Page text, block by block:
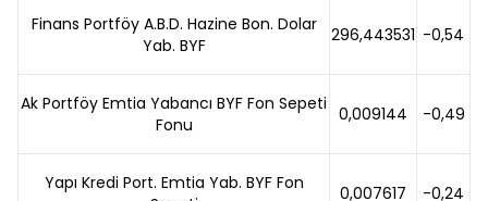
Finans Portföy A.B.D. Hazine Bon. Dolar
Yab. BYF
296,443531 -0,54
Ak Portföy Emtia Yabancı BYF Fon Sepeti
Fonu
0,009144 -0,49
Yapı Kredi Port. Emtia Yab. BYF Fon
0,007617 -0,24